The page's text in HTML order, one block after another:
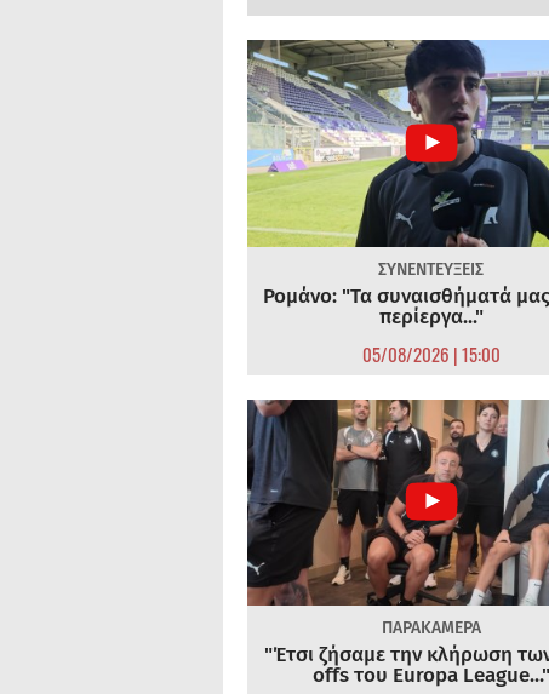
ΣΥΝΕΝΤΕΥΞΕΙΣ
Ρομάνο: "Τα συναισθήματά μας
περίεργα..."
05/08/2026 | 15:00
ΠΑΡΑΚΑΜΕΡΑ
"Έτσι ζήσαμε την κλήρωση
offs του Europa League..."